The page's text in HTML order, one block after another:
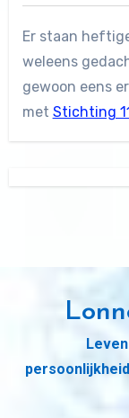
Er staan
weleens
gewoon eens
met Stichting